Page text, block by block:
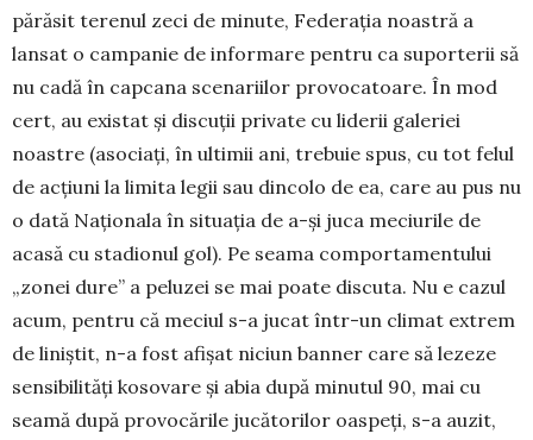
părăsit terenul zeci de minute, Federația noastră a
lansat o campanie de informare pentru ca suporterii să
nu cadă în capcana scenariilor provocatoare. În mod
cert, au existat și discuții private cu liderii galeriei
noastre (asociați, în ultimii ani, trebuie spus, cu tot felul
de acțiuni la limita legii sau dincolo de ea, care au pus nu
o dată Naționala în situația de a-și juca meciurile de
acasă cu stadionul gol). Pe seama comportamentului
„zonei dure” a peluzei se mai poate discuta. Nu e cazul
acum, pentru că meciul s-a jucat într-un climat extrem
de liniștit, n-a fost afișat niciun banner care să lezeze
sensibilități kosovare și abia după minutul 90, mai cu
seamă după provocările jucătorilor oaspeți, s-a auzit,